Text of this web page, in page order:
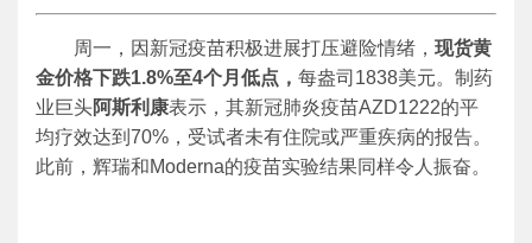
周一，因新冠疫苗积极进展打压避险情绪， 现货黄
金价格下跌1.8%至4个月低点， 每盎司1838美元。制药
业巨头阿斯利康表示，其新冠肺炎疫苗AZD1222的平
均疗效达到70%，受试者未有住院或严重疾病的报告。
此前，辉瑞和Moderna的疫苗实验结果同样令人振奋。